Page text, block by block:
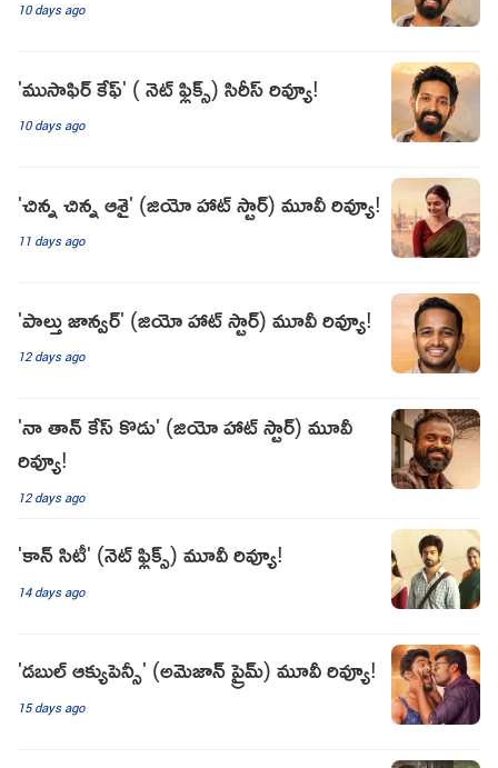
10 days ago
'ముసాఫిర్ కేఫ్' ( నెట్ ఫ్లిక్స్) సిరీస్ రివ్యూ!
10 days ago
'చిన్న చిన్న ఆశై' (జియో హాట్ స్టార్) మూవీ రివ్యూ!
11 days ago
'పాల్తు జాన్వర్' (జియో హాట్ స్టార్) మూవీ రివ్యూ!
12 days ago
'నా తాన్ కేస్ కొడు' (జియో హాట్ స్టార్) మూవీ
రివ్యూ!
12 days ago
'కాన్ సిటీ' (నెట్ ఫ్లిక్స్) మూవీ రివ్యూ!
14 days ago
'డబుల్ ఆక్యుపెన్సీ' (అమెజాన్ ప్రైమ్) మూవీ రివ్యూ!
15 days ago